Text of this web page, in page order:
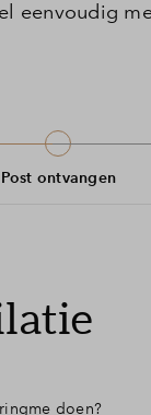
eenvoudig
Post ontvangen
doen?